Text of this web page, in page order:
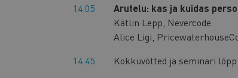
14.05
Arutelu: kas ja kuidas
Kätlin Lepp, Nevercode
Alice Ligi,
14.45
Kokkuvõtted ja seminari lõpp